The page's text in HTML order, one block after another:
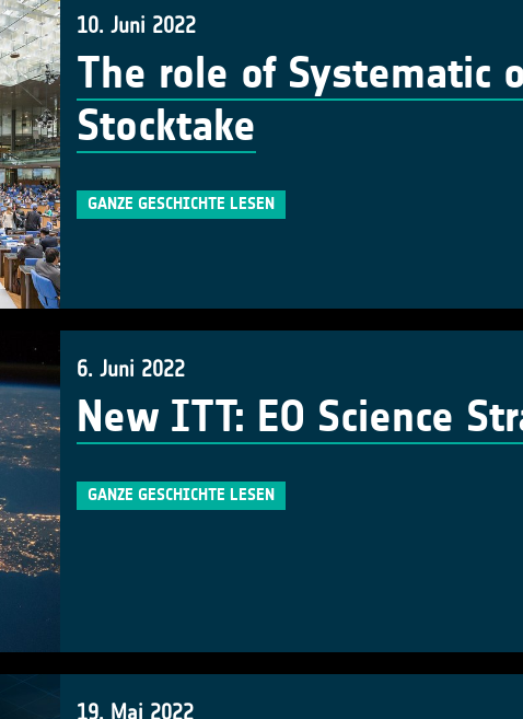
10. Juni 2022
The role of Systematic
Stocktake
GANZE GESCHICHTE LESEN
6. Juni 2022
New ITT: EO Science
GANZE GESCHICHTE LESEN
19. Mai 2022